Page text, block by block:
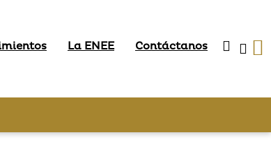
La ENEE Contáctanos